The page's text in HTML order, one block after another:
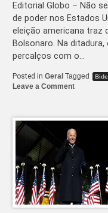
Editorial Globo – Não
de poder nos Estados
eleição americana traz
Bolsonaro. Na
percalços com o…
Posted in Geral Tagged
Leave a Commenton
de
Bolsonaro
fica
estreito
com
Biden